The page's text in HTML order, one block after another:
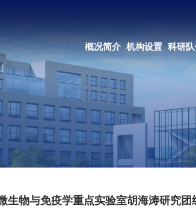
生物与免疫学重点实验室胡海涛研究团